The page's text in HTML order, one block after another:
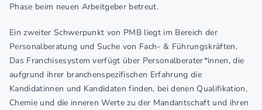
Phase beim neuen Arbeitgeber betreut.
Ein zweiter Schwerpunkt von PMB liegt im Bereich der
Personalberatung und Suche von Fach- & Führungskräften.
Das Franchisesystem verfügt über Personalberater*innen, die
aufgrund ihrer branchenspezifischen Erfahrung die
Kandidatinnen und Kandidaten finden, bei denen Qualifikation,
Chemie und die inneren Werte zu der Mandantschaft und ihren